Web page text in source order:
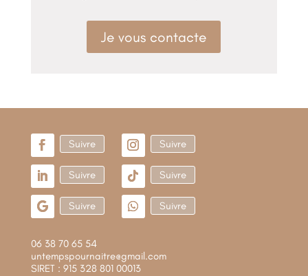
Je vous contacte
Suivre Suivre
Suivre Suivre
Suivre Suivre
06 38 70 65 54
untempspournaitre@gmail.com
SIRET : 915 328 801 00013